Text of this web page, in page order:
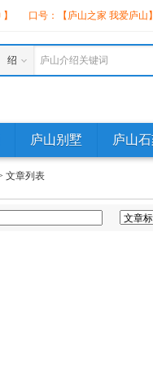
口号：【庐山之家 我爱庐山
庐山介绍关键词
绍
庐山别墅 庐山石
文章列表